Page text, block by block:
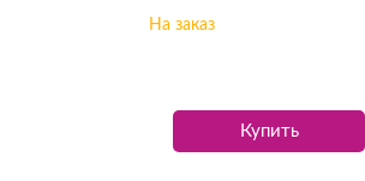
На заказ
Купить